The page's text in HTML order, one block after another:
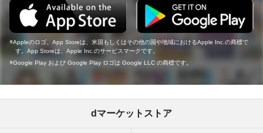
Appleのロゴ、App Storeは、米国もしくはその他の国や地域におけるApple Inc.の商標で
す。App Storeは、Apple Inc.のサービスマークです。
Google Play および Google Play ロゴは Google LLC の商標です。
dマーケットストア